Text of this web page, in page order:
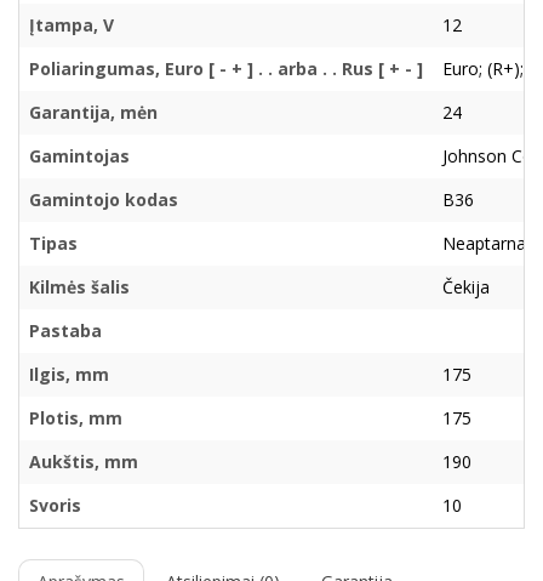
Įtampa, V
12
Poliaringumas, Euro [ - + ] . . arba . . Rus [ + - ]
Euro; (R+); (
Garantija, mėn
24
Gamintojas
Johnson
Gamintojo kodas
B36
Tipas
Kilmės šalis
Čekija
Pastaba
Ilgis, mm
175
Plotis, mm
175
Aukštis, mm
190
Svoris
10